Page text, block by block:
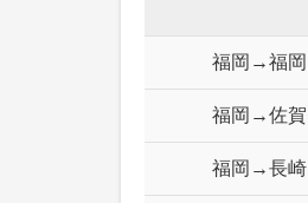
福岡→福岡
福岡→佐賀
福岡→長崎